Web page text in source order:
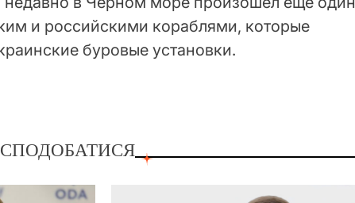
и российскими кораблями, которые
буровые установки.